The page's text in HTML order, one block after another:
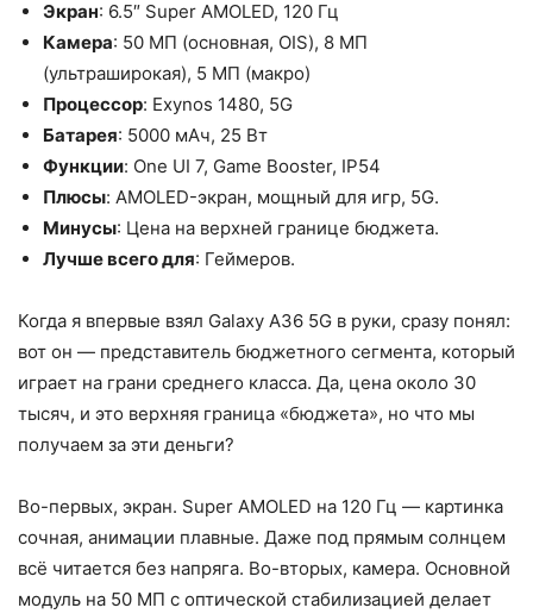
Экран: 6.5″ Super AMOLED, 120 Гц
Камера: 50 МП (основная, OIS), 8 МП
(ультраширокая), 5 МП (макро)
Процессор: Exynos 1480, 5G
Батарея: 5000 мАч, 25 Вт
Функции: One UI 7, Game Booster, IP54
Плюсы: AMOLED-экран, мощный для игр, 5G.
Минусы: Цена на верхней границе бюджета.
Лучше всего для: Геймеров.
Когда я впервые взял Galaxy A36 5G в руки, сразу понял:
вот он — представитель бюджетного сегмента, который
играет на грани среднего класса. Да, цена около 30
тысяч, и это верхняя граница «бюджета», но что мы
получаем за эти деньги?
Во-первых, экран. Super AMOLED на 120 Гц — картинка
сочная, анимации плавные. Даже под прямым солнцем
всё читается без напряга. Во-вторых, камера. Основной
модуль на 50 МП с оптической стабилизацией делает